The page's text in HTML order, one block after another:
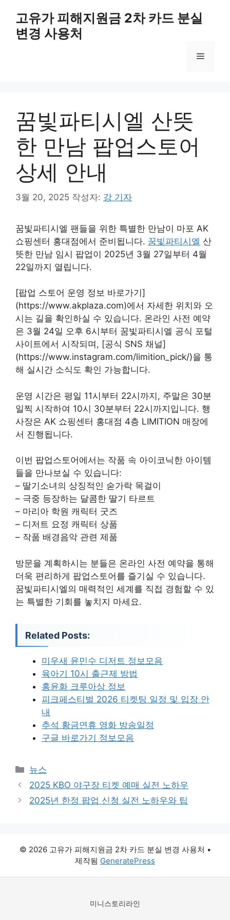
고유가 피해지원금 2차 카드 분실
변경 사용처
메
꿈빛파티시엘 산뜻
한 만남 팝업스토어
상세 안내
3월 20, 2025 작성자: 강 기자
꿈빛파티시엘 팬들을 위한 특별한 만남이 마포 AK
쇼핑센터 홍대점에서 준비됩니다. 꿈빛파티시엘 산
뜻한 만남 임시 팝업이 2025년 3월 27일부터 4월
22일까지 열립니다.
[팝업 스토어 운영 정보 바로가기]
(https://www.akplaza.com)에서 자세한 위치와 오
시는 길을 확인하실 수 있습니다. 온라인 사전 예약
은 3월 24일 오후 6시부터 꿈빛파티시엘 공식 포털
사이트에서 시작되며, [공식 SNS 채널]
(https://www.instagram.com/limition_pick/)을 통
해 실시간 소식도 확인 가능합니다.
운영 시간은 평일 11시부터 22시까지, 주말은 30분
일찍 시작하여 10시 30분부터 22시까지입니다. 행
사장은 AK 쇼핑센터 홍대점 4층 LIMITION 매장에
서 진행됩니다.
이번 팝업스토어에서는 작품 속 아이코닉한 아이템
들을 만나보실 수 있습니다:
– 딸기소녀의 상징적인 숟가락 목걸이
– 극중 등장하는 달콤한 딸기 타르트
– 마리아 학원 캐릭터 굿즈
– 디저트 요정 캐릭터 상품
– 작품 배경음악 관련 제품
방문을 계획하시는 분들은 온라인 사전 예약을 통해
더욱 편리하게 팝업스토어를 즐기실 수 있습니다.
꿈빛파티시엘의 매력적인 세계를 직접 경험할 수 있
는 특별한 기회를 놓치지 마세요.
Related Posts:
미우새 윤민수 디저트 정보모음
육아기 10시 출근제 방법
홍윤화 크루아상 정보
피크페스티벌 2026 티켓팅 일정 및 입장 안
내
추석 황금연휴 영화 방송일정
구글 바로가기 정보모음
카
테
리
뉴스
2025 KBO 야구장 티켓 예매 실전 노하우
2025년 한정 팝업 신청 실전 노하우와 팁
© 2026 고유가 피해지원금 2차 카드 분실 변경 사용처 •
제작됨 GeneratePress
미니스토리라인